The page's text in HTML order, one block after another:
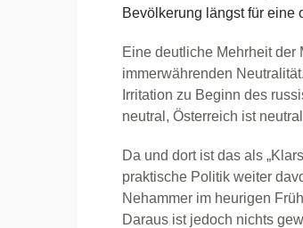
Bevölkerung längst für eine
Eine deutliche Mehrheit der
immerwährenden
Irritation zu Beginn des
neutral, Österreich ist
Da und dort ist das als
praktische Politik weiter
Nehammer im heurigen
Daraus ist jedoch nichts